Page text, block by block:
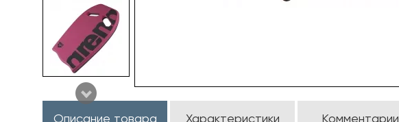
Описание товара Характеристики Комментарии